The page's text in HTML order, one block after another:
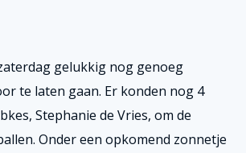
gelukkig nog genoeg
te laten gaan. Er konden nog 4
Stephanie de Vries, om de
Onder een opkomend zonnetje